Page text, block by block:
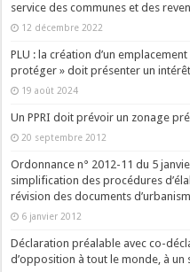
service des communes et des
12 décembre 2022
PLU : la création d’un
protéger » doit présenter un
19 août 2024
Un PPRI doit prévoir un zonage
20 septembre 2012
Ordonnance n° 2012-11 du 5
simplification des procédures
révision des documents
6 janvier 2012
Déclaration préalable avec co-
d’opposition à tout le monde, à